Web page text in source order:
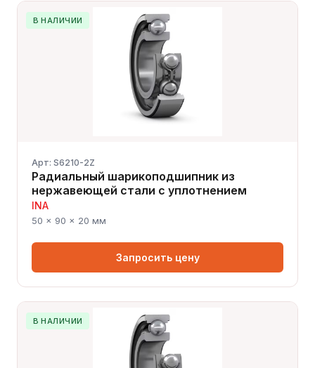
В НАЛИЧИИ
Арт: S6210-2Z
Радиальный шарикоподшипник из
нержавеющей стали с уплотнением
INA
50 × 90 × 20 мм
Запросить цену
В НАЛИЧИИ